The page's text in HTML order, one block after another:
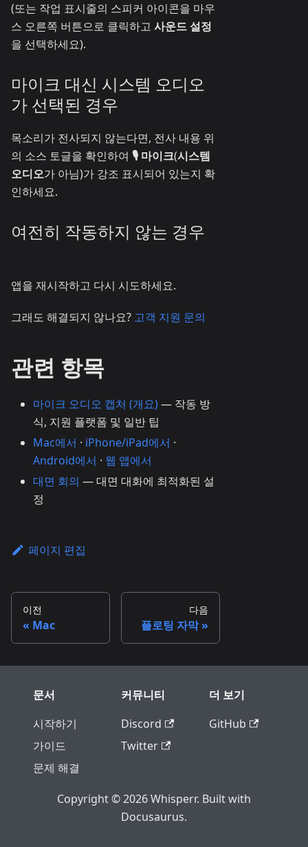
(또는 작업 표시줄의 스피커 아이콘을 마우
스 오른쪽 버튼으로 클릭하고 사운드 설정
을 선택하세요).
마이크 대신 시스템 오디오
가 선택된 경우
목소리가 전사되지 않는다면, 전사 내용 위
의 소스 토글을 확인하여 🎙️ 마이크(시스템
오디오가 아님)가 강조 표시되어 있는지 확
인하세요.
여전히 작동하지 않는 경우
앱을 재시작하고 다시 시도하세요.
그래도 해결되지 않나요? 고객 지원 문의
관련 항목
마이크 오디오 캡처 (개요)— 작동 방
식, 지원 플랫폼 및 일반 팁
Mac에서 · iPhone/iPad에서 ·
Android에서 · 웹 앱에서
대면 회의 — 대면 대화에 최적화된 설
정
페이지 편집
이전
Mac
다음
플로팅 자막
문서
시작하기
가이드
문제 해결
커뮤니티
Discord
Twitter
더 보기
GitHub
Copyright © 2026 Whisperr. Built with
Docusaurus.